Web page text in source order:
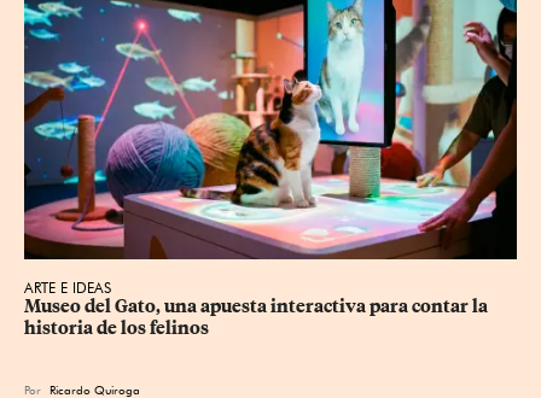
ARTE E IDEAS
Museo del Gato, una apuesta interactiva para contar la
historia de los felinos
Por Ricardo Quiroga